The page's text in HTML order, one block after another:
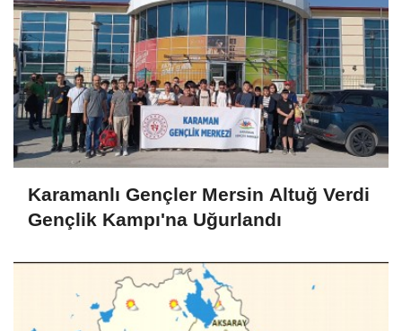
Karamanlı Gençler Mersin Altuğ Verdi
Gençlik Kampı'na Uğurlandı